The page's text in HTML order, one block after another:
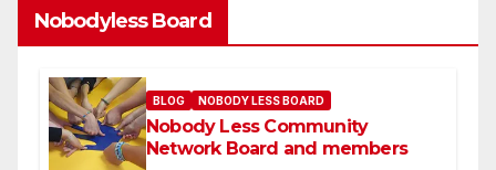
Nobodyless Board
BLOG NOBODY LESS BOARD
Nobody Less Community
Network Board and members